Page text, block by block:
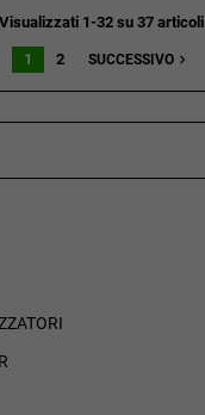
Visualizzati 1-32 su 37 articoli
1 2 SUCCESSIVO navigate_next